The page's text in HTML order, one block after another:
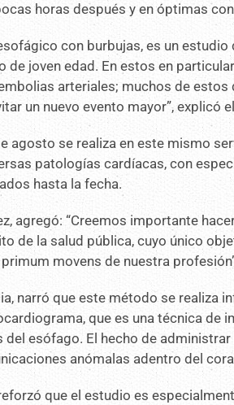
horas después y en óptimas
con burbujas, es un
de joven edad. En estos en
arteriales; muchos de
un nuevo evento mayor”, explicó
agosto se realiza en este mismo
patologías cardíacas, con
hasta la fecha.
agregó: “Creemos importante
de la salud pública, cuyo único
movens de nuestra
narró que este método se realiza
que es una técnica de
del esófago. El hecho de
anómalas adentro del
que el estudio es